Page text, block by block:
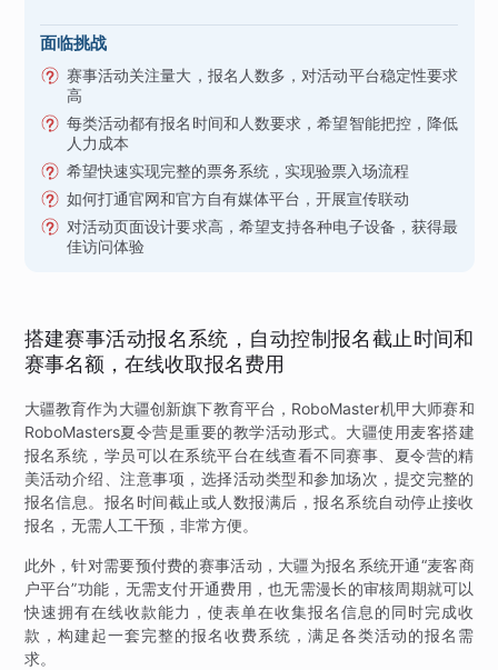
面临挑战
赛事活动关注量大，报名人数多，对活动平台稳定性要求
高
每类活动都有报名时间和人数要求，希望智能把控，降低
人力成本
希望快速实现完整的票务系统，实现验票入场流程
如何打通官网和官方自有媒体平台，开展宣传联动
对活动页面设计要求高，希望支持各种电子设备，获得最
佳访问体验
搭建赛事活动报名系统，自动控制报名截止时间和
赛事名额，在线收取报名费用
大疆教育作为大疆创新旗下教育平台，RoboMaster机甲大师赛和
RoboMasters夏令营是重要的教学活动形式。大疆使用麦客搭建
报名系统，学员可以在系统平台在线查看不同赛事、夏令营的精
美活动介绍、注意事项，选择活动类型和参加场次，提交完整的
报名信息。报名时间截止或人数报满后，报名系统自动停止接收
报名，无需人工干预，非常方便。
此外，针对需要预付费的赛事活动，大疆为报名系统开通“麦客商
户平台”功能，无需支付开通费用，也无需漫长的审核周期就可以
快速拥有在线收款能力，使表单在收集报名信息的同时完成收
款，构建起一套完整的报名收费系统，满足各类活动的报名需
求。